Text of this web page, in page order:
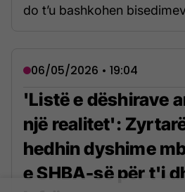
do t’u bashkohen
06/05/2026 • 19:04
'Listë e dëshirave
një realitet':
hedhin dyshime
e SHBA-së për t'i